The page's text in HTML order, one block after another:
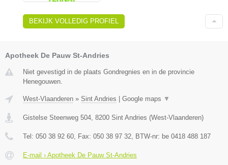
BEKIJK VOLLEDIG PROFIEL
Apotheek De Pauw St-Andries
Niet gevestigd in de plaats Gondregnies en in de provincie
Henegouwen.
West-Vlaanderen » Sint Andries Google maps ▼
Gistelse Steenweg 504, 8200 Sint Andries (West-Vlaanderen)
Tel: 050 38 92 60, Fax: 050 38 97 32, BTW-nr: be 0418 488 187
E-mail › Apotheek De Pauw St-Andries